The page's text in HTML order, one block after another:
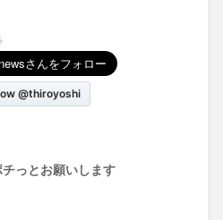
っとお願いします